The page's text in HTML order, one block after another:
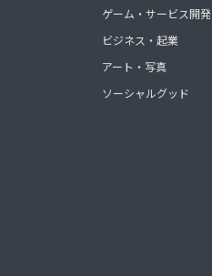
ゲーム・サービス開発
ビジネス・起業
アート・写真
ソーシャルグッド